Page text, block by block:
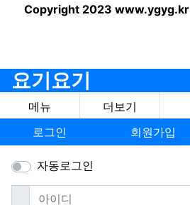
Copyright 2023 www.ygyg.kr
요기요기
메뉴
더보기
로그인
회원가입
자동로그인
아이디필수